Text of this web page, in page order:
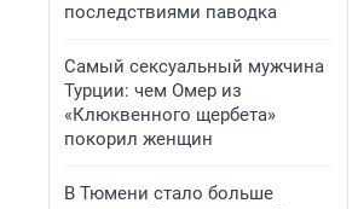
последствиями паводка
Самый сексуальный мужчина
Турции: чем Омер из
«Клюквенного щербета»
покорил женщин
В Тюмени стало больше